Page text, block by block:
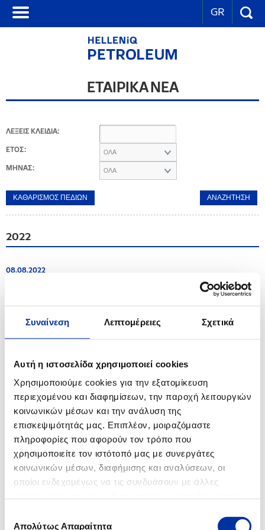
Συναίνεση Λεπτομέρειες Σχετικά
Αυτή η ιστοσελίδα χρησιμοποιεί cookies
Χρησιμοποιούμε cookies για την εξατομίκευση
περιεχομένου και διαφημίσεων, την παροχή λειτουργιών
κοινωνικών μέσων και την ανάλυση της
επισκεψιμότητάς μας. Επιπλέον, μοιραζόμαστε
πληροφορίες που αφορούν τον τρόπο που
χρησιμοποιείτε τον ιστότοπό μας με συνεργάτες
κοινωνικών μέσων, διαφήμισης και αναλύσεων, οι
οποίοι ενδεχομένως να τις συνδυάσουν με άλλες
των υπηρεσιών τους.
Απολύτως Απαραίτητα
GR
ΕΤΑΙΡΙΚΑ ΝΕΑ
ΛΕΞΕΙΣ ΚΛΕΙΔΙΑ:
ΕΤΟΣ: ΟΛΑ
ΜΗΝΑΣ: ΟΛΑ
2022
08.08.2022
Αποτελέσματα Χορήγησης Υποτροφιών για Μεταπτυχιακές Σπουδές σε
Πανεπιστήμια της Ελλάδας και του εξωτερικού Ακαδημαϊκού έτους 2022-
2023
Όμιλο ΕΛΛΗΝΙΚΑ ΠΕΤΡΕΛΑΙΑ
06.07.2022
Ενημέρωση για τις Βιομηχανικές Εγκαταστάσεις Ελευσίνας
23.06.2022
Ενημέρωση για τις Βιομηχανικές Εγκαταστάσεις Ελευσίνας
13.05.2022
Ενημέρωση για τις Βιομηχανικές Εγκαταστάσεις Ασπροπύργου
Όμιλος ΕΛΛΗΝΙΚΑ ΠΕΤΡΕΛΑΙΑ: Η Εκπαιδευτική Βαλίτσα ΓΗ 2030 συναντά